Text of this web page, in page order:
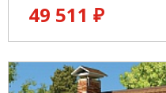
49 511 ₽